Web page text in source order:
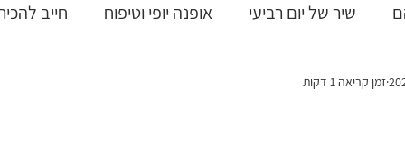
שיר של יום רביעי אופנה יופי וטיפוח חייב
מבפניםזמן קריאה 1 דקות